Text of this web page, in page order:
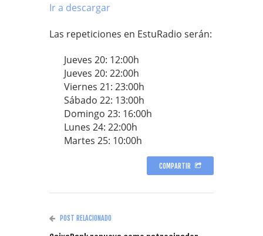
Ir a descargar
Las repeticiones en EstuRadio serán:
Jueves 20: 12:00h
Jueves 20: 22:00h
Viernes 21: 23:00h
Sábado 22: 13:00h
Domingo 23: 16:00h
Lunes 24: 22:00h
Martes 25: 10:00h
COMPARTIR
POST RELACIONADO